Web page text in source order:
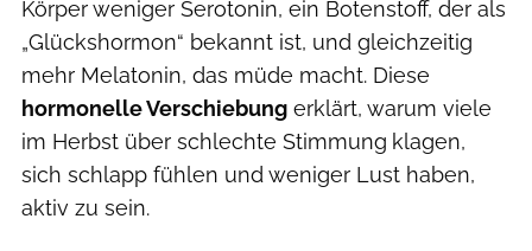
Körper weniger Serotonin, ein Botenstoff, der als
„Glückshormon“ bekannt ist, und gleichzeitig
mehr Melatonin, das müde macht. Diese
hormonelle Verschiebung erklärt, warum viele
im Herbst über schlechte Stimmung klagen,
sich schlapp fühlen und weniger Lust haben,
aktiv zu sein.